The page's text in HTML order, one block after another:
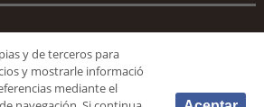
Síguenos
y de terceros para
y mostrarle informació
mediante el